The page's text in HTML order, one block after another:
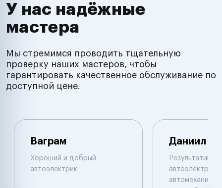
У нас надёжные
мастера
Мы стремимся проводить тщательную
проверку наших мастеров, чтобы
гарантировать качественное обслуживание по
доступной цене.
Ваграм
Хороший и добрый
автоэлектрик
Даниил
автоэлектрик и
автомеханик